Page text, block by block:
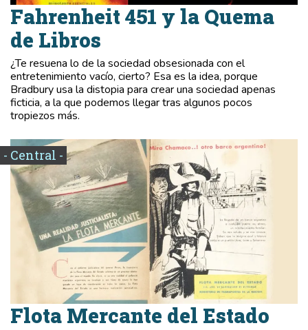
Fahrenheit 451 y la Quema
de Libros
¿Te resuena lo de la sociedad obsesionada con el
entretenimiento vacío, cierto? Esa es la idea, porque
Bradbury usa la distopia para crear una sociedad apenas
ficticia, a la que podemos llegar tras algunos pocos
tropiezos más.
- Central -
Flota Mercante del Estado